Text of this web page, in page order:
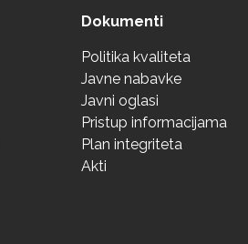
Dokumenti
Politika kvaliteta
Javne nabavke
Javni oglasi
Pristup informacijama
Plan integriteta
Akti